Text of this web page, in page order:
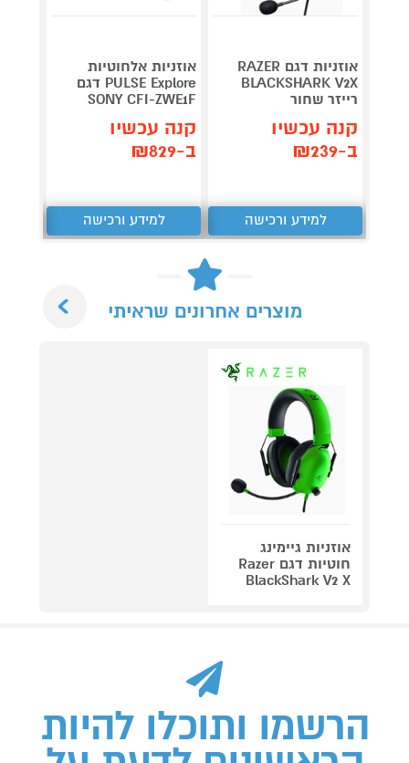
אוזניות דגם RAZER
BLACKSHARK V2X
רייזר שחור
קנה עכשיו
ב-₪239
למידע ורכישה
אוזניות אלחוטיות
PULSE Explore דגם
SONY CFI-ZWE1F
קנה עכשיו
ב-₪829
למידע ורכישה
מוצרים אחרונים שראיתי
אוזניות גיימינג
חוטיות דגם Razer
BlackShark V2 X
הרשמו ותוכלו להיות